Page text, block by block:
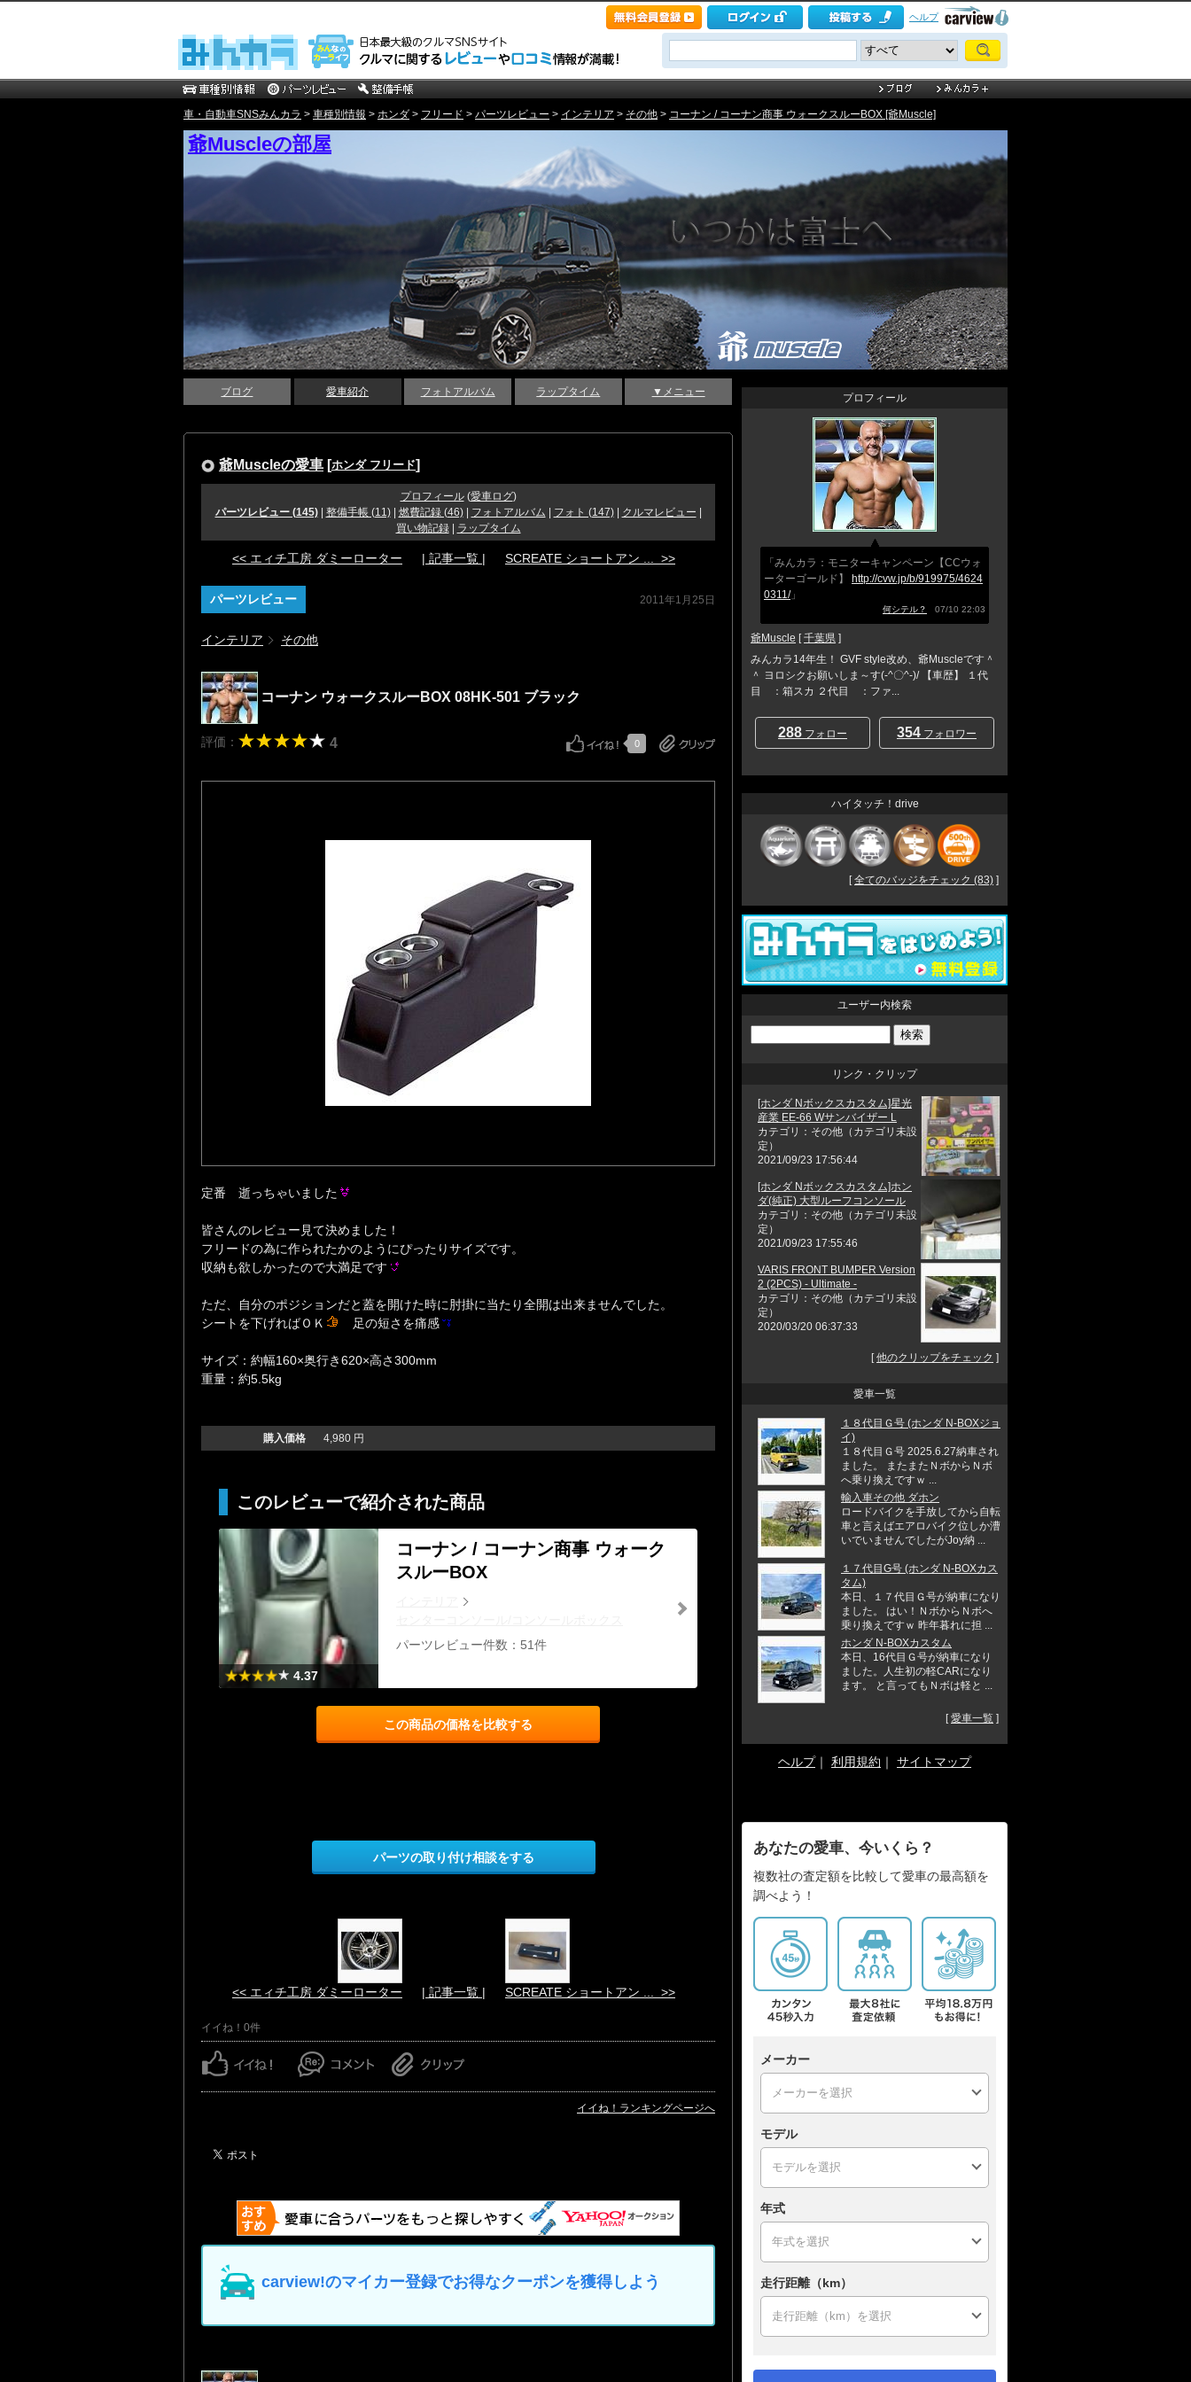
ヘルプ
車・自動車SNSみんカラ > 車種別情報 > ホンダ > フリード > パーツレビュー > インテリア > その他 > コーナン / コーナン商事 ウォークスルーBOX [爺Muscle]
爺Muscleの部屋
ブログ 愛車紹介 フォトアルバム ラップタイム ▼メニュー
爺Muscleの愛車 [ホンダ フリード]
プロフィール(愛車ログ)
パーツレビュー (145)| 整備手帳 (11)| 燃費記録 (46)| フォトアルバム フォト (147)| クルマレビュー
買い物記録| ラップタイム
<< エィチ工房 ダミーローター | 記事一覧 | SCREATE ショートアン ... >>
パーツレビュー 2011年1月25日
インテリア その他
コーナン ウォークスルーBOX 08HK-501 ブラック
評価： 4 0
定番 逝っちゃいました
皆さんのレビュー見て決めました！
フリードの為に作られたかのようにぴったりサイズです。
収納も欲しかったので大満足です
ただ、自分のポジションだと蓋を開けた時に肘掛に当たり全開は出来ませんでした。
シートを下げればＯＫ
足の短さを痛感
サイズ：約幅160×奥行き620×高さ300mm
重量：約5.5kg
購入価格 4,980 円
このレビューで紹介された商品
4.37
コーナン / コーナン商事 ウォーク
スルーBOX
パーツレビュー件数：51件
この商品の価格を比較する
パーツの取り付け相談をする
<< エィチ工房 ダミーローター | 記事一覧 | SCREATE ショートアン ... >>
イイね！0件
イイね！ランキングページへ
carview!のマイカー登録でお得なクーポンを獲得しよう
プロフィール
「みんカラ：モニターキャンペーン【CCウォ
ーターゴールド】
http://cvw.jp/b/919975/4624
0311/」
何シテル？ 07/10 22:03
爺Muscle [千葉県 ]
みんカラ14年生！ GVF style改め、爺Muscleです＾
＾ ヨロシクお願いしま～す(-^〇^-)/ 【車歴】 １代
目 ：箱スカ ２代目 ：ファ...
288 フォロー 354 フォロワー
ハイタッチ！drive
[全てのバッジをチェック (83) ]
ユーザー内検索
リンク・クリップ
[ホンダ Nボックスカスタム]星光
産業 EE-66 Wサンバイザー L
カテゴリ：その他（カテゴリ未設
定）
2021/09/23 17:56:44
[ホンダ Nボックスカスタム]ホン
ダ(純正) 大型ルーフコンソール
カテゴリ：その他（カテゴリ未設
定）
2021/09/23 17:55:46
VARIS FRONT BUMPER Version
2 (2PCS) - Ultimate -
カテゴリ：その他（カテゴリ未設
定）
2020/03/20 06:37:33
[他のクリップをチェック ]
愛車一覧
１８代目Ｇ号 (ホンダ N-BOXジョ
イ)
１８代目Ｇ号 2025.6.27納車され
ました。 またまたＮボからＮボ
へ乗り換えですｗ ...
輸入車その他 ダホン
ロードバイクを手放してから自転
車と言えばエアロバイク位しか漕
いでいませんでしたがJoy納 ...
１７代目G号 (ホンダ N-BOXカス
タム)
本日、１７代目Ｇ号が納車になり
ました。 はい！ＮボからＮボへ
乗り換えですｗ 昨年暮れに担 ...
ホンダ N-BOXカスタム
本日、16代目Ｇ号が納車になり
ました。人生初の軽CARになり
ます。 と言ってもＮボは軽と ...
[愛車一覧 ]
ヘルプ｜ 利用規約 ｜ サイトマップ
あなたの愛車、今いくら？
複数社の査定額を比較して愛車の最高額を
調べよう！
メーカー
モデル
年式
走行距離（km）